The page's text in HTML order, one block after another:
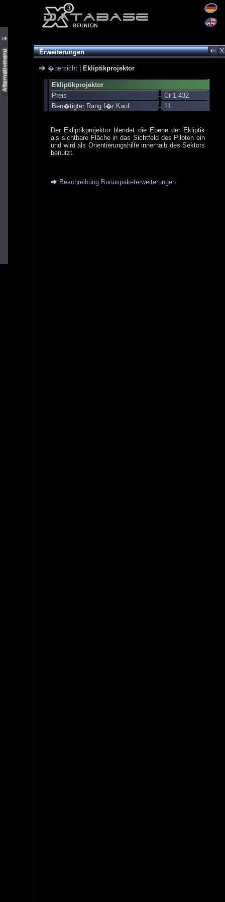
Erweiterungen
�bersicht Ekliptikprojektor
Ekliptikprojektor
Preis
Cr 1.432
Ben�tigter Rang f�r Kauf
11
Der Ekliptikprojektor blendet die Ebene der Ekliptik
als sichtbare Fläche in das Sichtfeld des Piloten ein
und wird als Orientierungshilfe innerhalb des Sektors
benutzt.
Beschreibung Bonuspaketerweiterungen